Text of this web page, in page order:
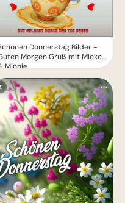
Donnerstag Bilder -
Morgen Gruß mit Mickey
Minnie